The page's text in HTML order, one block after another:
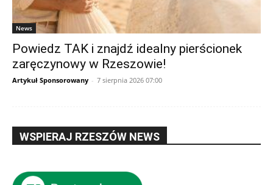
News
Powiedz TAK i znajdź idealny pierścionek
zaręczynowy w Rzeszowie!
Artykuł Sponsorowany - 7 sierpnia 2026 07:00
WSPIERAJ RZESZÓW NEWS